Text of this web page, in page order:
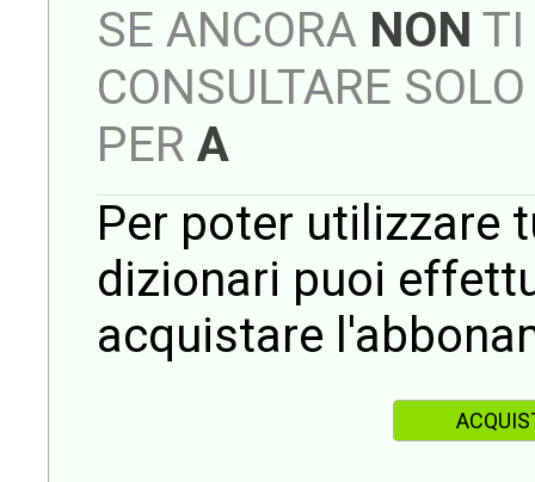
SE ANCORA NON TI
CONSULTARE
PER A
Per poter utilizzare
dizionari puoi
acquistare